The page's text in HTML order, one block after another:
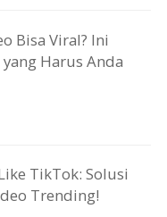
Bisa Viral? Ini
Harus Anda
TikTok: Solusi
Trending!